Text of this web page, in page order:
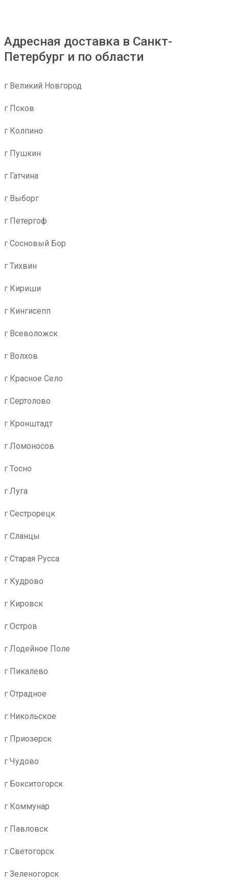
Адресная доставка в Санкт-
Петербург и по области
г Великий Новгород
г Псков
г Колпино
г Пушкин
г Гатчина
г Выборг
г Петергоф
г Сосновый Бор
г Тихвин
г Кириши
г Кингисепп
г Всеволожск
г Волхов
г Красное Село
г Сертолово
г Кронштадт
г Ломоносов
г Тосно
г Луга
г Сестрорецк
г Сланцы
г Старая Русса
г Кудрово
г Кировск
г Остров
г Лодейное Поле
г Пикалево
г Отрадное
г Никольское
г Приозерск
г Чудово
г Бокситогорск
г Коммунар
г Павловск
г Светогорск
г Зеленогорск